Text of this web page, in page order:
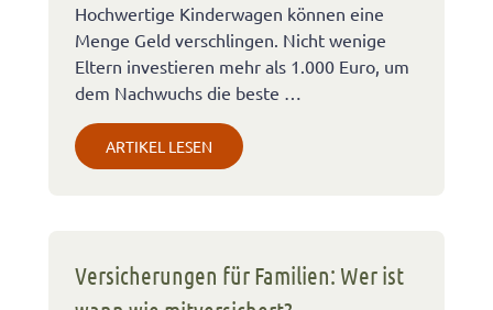
Hochwertige Kinderwagen können eine
Menge Geld verschlingen. Nicht wenige
Eltern investieren mehr als 1.000 Euro, um
dem Nachwuchs die beste …
ARTIKEL LESEN
Versicherungen für Familien: Wer ist